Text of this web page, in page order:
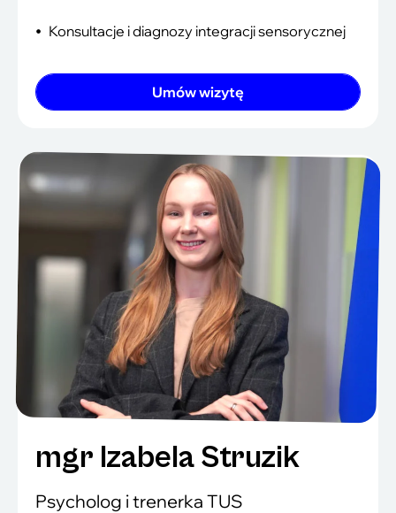
Konsultacje i diagnozy integracji sensorycznej
Umów wizytę
mgr Izabela Struzik
Psycholog i trenerka TUS